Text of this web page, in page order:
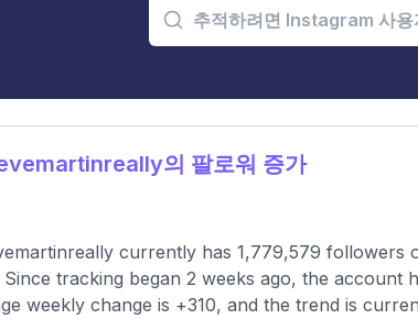
의 팔로워 증가
currently has 1,779,579 followers
Since tracking began 2 weeks ago, the
weekly change is +310, and the trend is